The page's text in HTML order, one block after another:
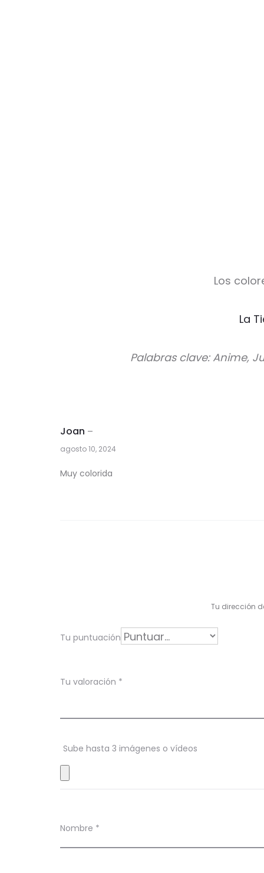
Los
La
Palabras clave: Anime,
v
i
n
n
i
n
o
b
Joan –
agosto 10, 2024
Muy colorida
Tu dirección
Tu puntuación
Tu valoración *
Sube hasta 3 imágenes o vídeos
Nombre *